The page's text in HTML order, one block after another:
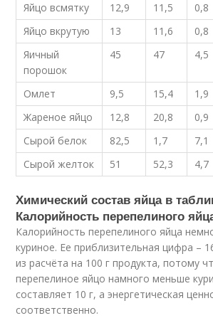
Яйцо всмятку
12,9 11,5 0,8
Яйцо вкрутую
13 11,6 0,8
Яичный
порошок
45 47 4,5
Омлет 9,5 15,4 1,9
Жареное яйцо
12,8 20,8 0,9
Сырой белок
82,5 1,7 7,1
Сырой желток
51 52,3 4,7
Химический состав яйца в
Калорийность перепелиного
Калорийность перепелиного яйца
куриное. Ее приблизительная цифра –
из расчёта на 100 г продукта, потому
перепелиное яйцо намного меньше
составляет 10 г, а энергетическая
соответственно.